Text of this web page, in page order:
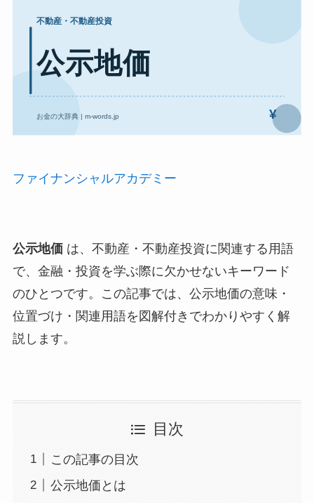
ファイナンシャルアカデミー
公示地価は、不動産・不動産投資に関連する用語
で、金融・投資を学ぶ際に欠かせないキーワード
のひとつです。この記事では、公示地価の意味・
位置づけ・関連用語を図解付きでわかりやすく解
説します。
目次
この記事の目次
公示地価とは